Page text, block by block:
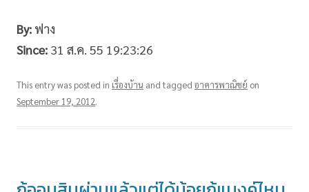
By: ฟาง
Since: 31 ส.ค. 55 19:23:26
This entry was posted in เรื่องบ้าน and tagged อาคารพาณิชย์ on
September 19, 2012.